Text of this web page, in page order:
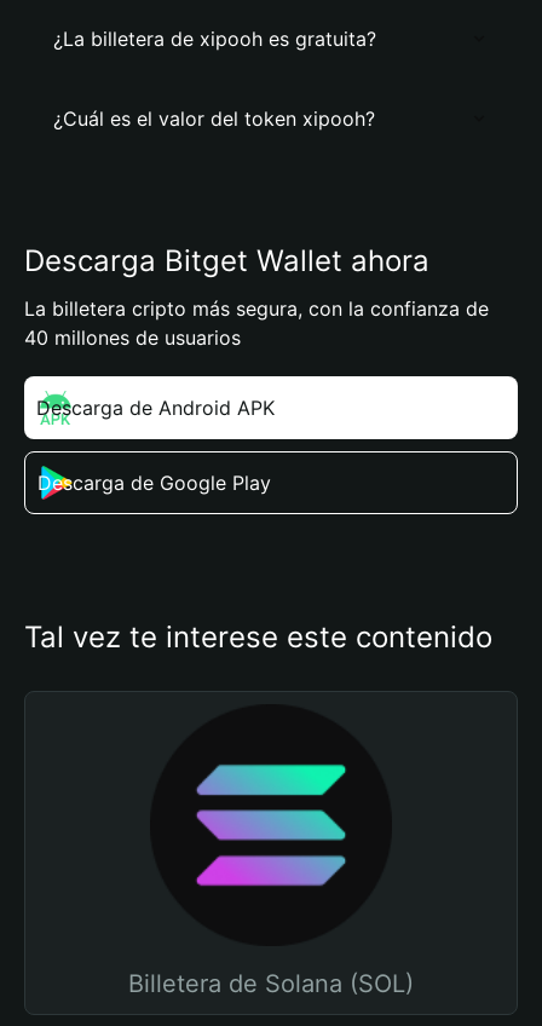
¿La billetera de xipooh es gratuita?
¿Cuál es el valor del token xipooh?
Descarga Bitget Wallet ahora
La billetera cripto más segura, con la confianza de
40 millones de usuarios
Descarga de Android APK
Descarga de Google Play
Tal vez te interese este contenido
Billetera de Solana (SOL)